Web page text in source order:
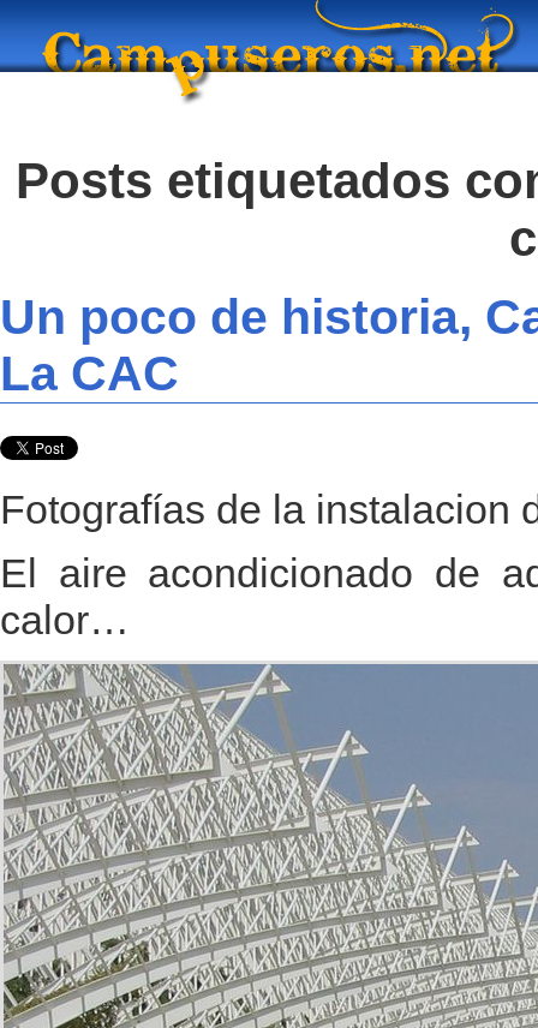
Posts etiquetados
Un poco de historia,
La CAC
Fotografías de la instalacion
El aire acondicionado de
calor…